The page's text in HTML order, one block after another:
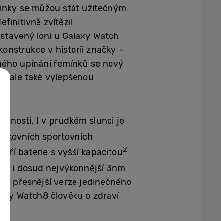
se můžou stát užitečným
zvítězil
loni u Galaxy Watch
v historii značky –
upínání řemínků se nový
ale také vylepšenou
I v prudkém slunci je
sportovních
baterie s vyšší kapacitou2
i dosud nejvýkonnější 3nm
a přesnější verze jedinečného
Watch8 člověku o zdraví